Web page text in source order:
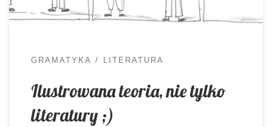
się z Wami kartami, rysnotkami, pomysłami. […]
GRAMATYKA LITERATURA
Ilustrowana teoria, nie tylko
literatury ;)